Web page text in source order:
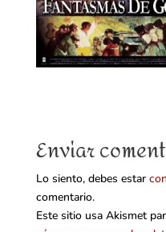
Enviar
Lo siento, debes estar
comentario.
Este sitio usa Akismet